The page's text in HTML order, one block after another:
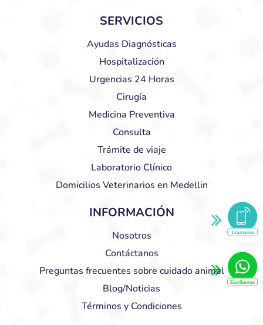
SERVICIOS
Ayudas Diagnósticas
Hospitalización
Urgencias 24 Horas
Cirugía
Medicina Preventiva
Consulta
Trámite de viaje
Laboratorio Clínico
Domicilios Veterinarios en Medellin
INFORMACIÓN
Nosotros
Contáctanos
Preguntas frecuentes sobre cuidado animal
Blog/Noticias
Términos y Condiciones
Llámanos
Escríbenos